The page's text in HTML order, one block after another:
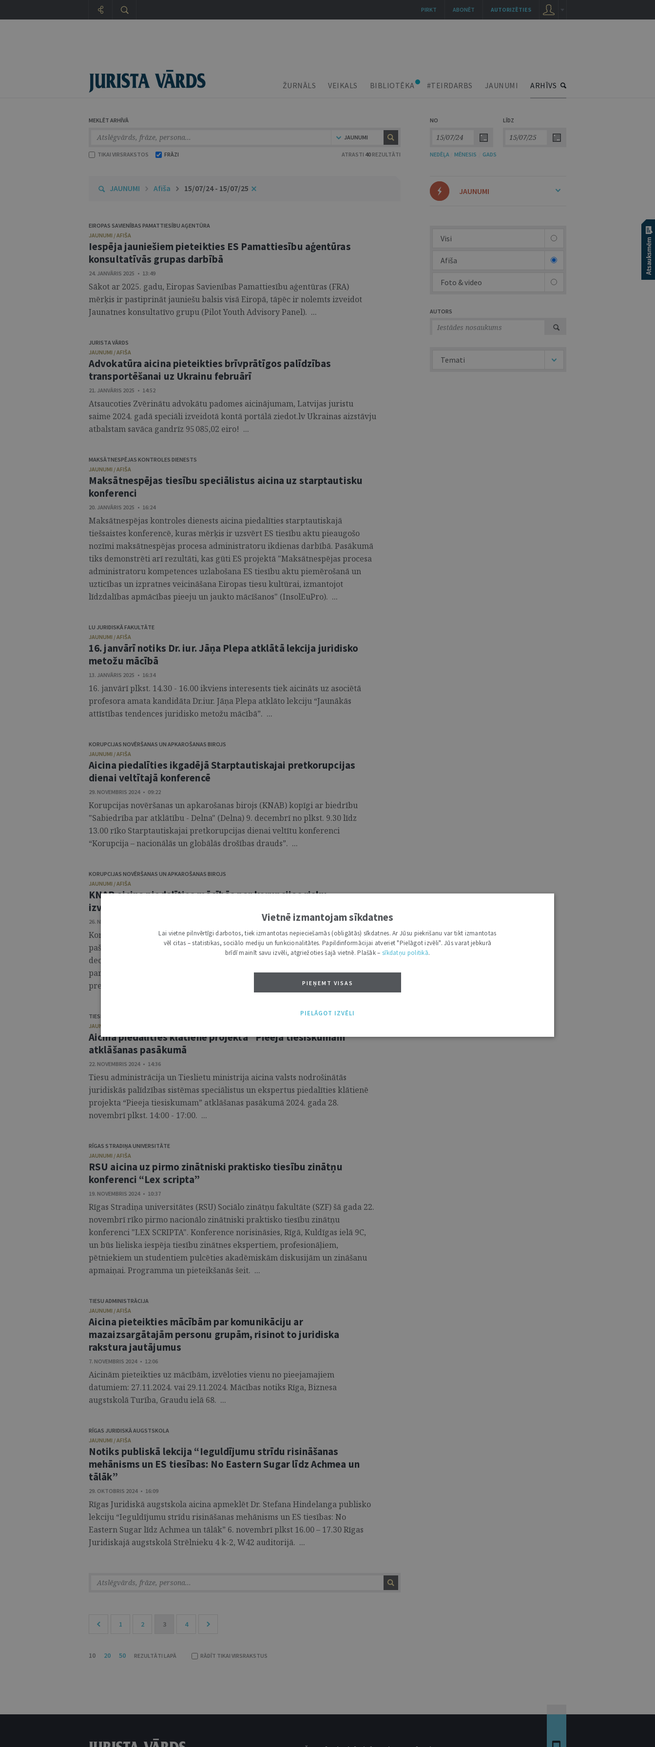
ŽURNĀLS VEIKALS BIBLIOTĒKA #TEIRDARBS JAUNUMI ARHĪVS
MEKLĒT ARHĪVĀ
JAUNUMI
TIKAI VIRSRAKSTOS FRĀZI ATRASTI 40 REZULTĀTI
NO LĪDZ
NEDĒĻA MĒNESIS GADS
JAUNUMI Afiša 15/07/24 - 15/07/25
EIROPAS SAVIENĪBAS PAMATTIESĪBU AĢENTŪRA
JAUNUMI / AFIŠA
Iespēja jauniešiem pieteikties ES Pamattiesību aģentūras
konsultatīvās grupas darbībā
24. JANVĀRIS 2025 • 13:49
Sākot ar 2025. gadu, Eiropas Savienības Pamattiesību aģentūras (FRA)
mērķis ir pastiprināt jauniešu balsis visā Eiropā, tāpēc ir nolemts izveidot
Jaunatnes konsultatīvo grupu (Pilot Youth Advisory Panel). ...
JURISTA VĀRDS
JAUNUMI / AFIŠA
Advokatūra aicina pieteikties brīvprātīgos palīdzības
transportēšanai uz Ukrainu februārī
21. JANVĀRIS 2025 • 14:52
Atsaucoties Zvērinātu advokātu padomes aicinājumam, Latvijas juristu
saime 2024. gadā speciāli izveidotā kontā portālā ziedot.lv Ukrainas aizstāvju
atbalstam savāca gandrīz 95 085,02 eiro! ...
MAKSĀTNESPĒJAS KONTROLES DIENESTS
JAUNUMI / AFIŠA
Maksātnespējas tiesību speciālistus aicina uz starptautisku
konferenci
20. JANVĀRIS 2025 • 16:24
Maksātnespējas kontroles dienests aicina piedalīties starptautiskajā
tiešsaistes konferencē, kuras mērķis ir uzsvērt ES tiesību aktu pieaugošo
nozīmi maksātnespējas procesa administratoru ikdienas darbībā. Pasākumā
tiks demonstrēti arī rezultāti, kas gūti ES projektā "Maksātnespējas procesa
administratoru kompetences uzlabošana ES tiesību aktu piemērošanā un
uzticības un izpratnes veicināšana Eiropas tiesu kultūrai, izmantojot
līdzdalības apmācības pieeju un jaukto mācīšanos" (InsolEuPro). ...
LU JURIDISKĀ FAKULTĀTE
JAUNUMI / AFIŠA
16. janvārī notiks Dr. iur. Jāņa Plepa atklātā lekcija juridisko
metožu mācībā
13. JANVĀRIS 2025 • 16:34
16. janvārī plkst. 14.30 - 16.00 ikviens interesents tiek aicināts uz asociētā
profesora amata kandidāta Dr.iur. Jāņa Plepa atklāto lekciju “Jaunākās
attīstības tendences juridisko metožu mācībā”. ...
KORUPCIJAS NOVĒRŠANAS UN APKAROŠANAS BIROJS
JAUNUMI / AFIŠA
Aicina piedalīties ikgadējā Starptautiskajai pretkorupcijas
dienai veltītajā konferencē
29. NOVEMBRIS 2024 • 09:22
Korupcijas novēršanas un apkarošanas birojs (KNAB) kopīgi ar biedrību
"Sabiedrība par atklātību - Delna" (Delna) 9. decembrī no plkst. 9.30 līdz
13.00 rīko Starptautiskajai pretkorupcijas dienai veltītu konferenci
“Korupcija – nacionālās un globālās drošības drauds”. ...
KORUPCIJAS NOVĒRŠANAS UN APKAROŠANAS BIROJS
JAUNUMI / AFIŠA
KNAB aicina piedalīties mācībās par korupcijas risku
izvērtēšanu un pretkorupcijas pasākumu plāna izstrādi
26. NOVEMBRIS 2024 • 11:13
Korupcijas novēršanas un apkarošanas birojs (KNAB) aicina valsts un
pašvaldību institūciju pārstāvjus, kā arī privātajā sektorā nodarbinātos 4.
decembrī no plkst. 10.00 līdz 15.00 piedalīties bezmaksas tiešsaistes mācībās
par to, kā soli pa solim izvērtēt korupcijas riskus un izstrādāt efektīvu
pretkorupcijas pasākumu plānu. ...
TIESLIETU MINISTRIJA
JAUNUMI / AFIŠA
Aicina piedalīties klātienē projekta “Pieeja tiesiskumam”
atklāšanas pasākumā
22. NOVEMBRIS 2024 • 14:36
Tiesu administrācija un Tieslietu ministrija aicina valsts nodrošinātās
juridiskās palīdzības sistēmas speciālistus un ekspertus piedalīties klātienē
projekta “Pieeja tiesiskumam” atklāšanas pasākumā 2024. gada 28.
novembrī plkst. 14:00 - 17:00. ...
RĪGAS STRADIŅA UNIVERSITĀTE
JAUNUMI / AFIŠA
RSU aicina uz pirmo zinātniski praktisko tiesību zinātņu
konferenci “Lex scripta”
19. NOVEMBRIS 2024 • 10:37
Rīgas Stradiņa universitātes (RSU) Sociālo zinātņu fakultāte (SZF) šā gada 22.
novembrī rīko pirmo nacionālo zinātniski praktisko tiesību zinātņu
konferenci "LEX SCRIPTA". Konference norisināsies, Rīgā, Kuldīgas ielā 9C,
un būs lieliska iespēja tiesību zinātnes ekspertiem, profesionāļiem,
pētniekiem un studentiem pulcēties akadēmiskām diskusijām un zināšanu
apmaiņai. Programma un pieteikšanās šeit. ...
TIESU ADMINISTRĀCIJA
JAUNUMI / AFIŠA
Aicina pieteikties mācībām par komunikāciju ar
mazaizsargātajām personu grupām, risinot to juridiska
rakstura jautājumus
7. NOVEMBRIS 2024 • 12:06
Aicinām pieteikties uz mācībām, izvēloties vienu no pieejamajiem
datumiem: 27.11.2024. vai 29.11.2024. Mācības notiks Rīga, Biznesa
augstskolā Turība, Graudu ielā 68. ...
RĪGAS JURIDISKĀ AUGSTSKOLA
JAUNUMI / AFIŠA
Notiks publiskā lekcija “Ieguldījumu strīdu risināšanas
mehānisms un ES tiesības: No Eastern Sugar līdz Achmea un
tālāk”
29. OKTOBRIS 2024 • 16:09
Rīgas Juridiskā augstskola aicina apmeklēt Dr. Stefana Hindelanga publisko
lekciju “Ieguldījumu strīdu risināšanas mehānisms un ES tiesības: No
Eastern Sugar līdz Achmea un tālāk” 6. novembrī plkst 16.00 – 17.30 Rīgas
Juridiskajā augstskolā Strēlnieku 4 k-2, W42 auditorijā. ...
1 2 3 4
10 20 50 REZULTĀTI LAPĀ RĀDĪT TIKAI VIRSRAKSTUS
JAUNUMI
Visi
Afiša
Foto & video
AUTORS
Temati
AUTORIZĒTIES
ABONĒT
PIRKT
Vietnē izmantojam sīkdatnes
Lai vietne pilnvērtīgi darbotos, tiek izmantotas nepieciešamās (obligātās) sīkdatnes. Ar Jūsu piekrišanu var tikt izmantotas
vēl citas – statistikas, sociālo mediju un funkcionalitātes. Papildinformācijai atveriet "Pielāgot izvēli". Jūs varat jebkurā
brīdī mainīt savu izvēli, atgriežoties šajā vietnē. Plašāk – sīkdatņu politikā.
PIEŅEMT VISAS
PIELĀGOT IZVĒLI